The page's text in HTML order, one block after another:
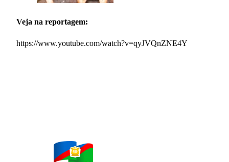
Veja na reportagem:
https://www.youtube.com/watch?v=qyJVQnZNE4Y